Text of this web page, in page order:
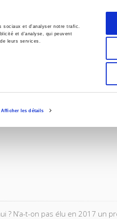
sociaux et d'analyser notre trafic.
et d'analyse, qui peuvent
leurs services.
Afficher les détails
? N’a-t-on pas élu en 2017 un